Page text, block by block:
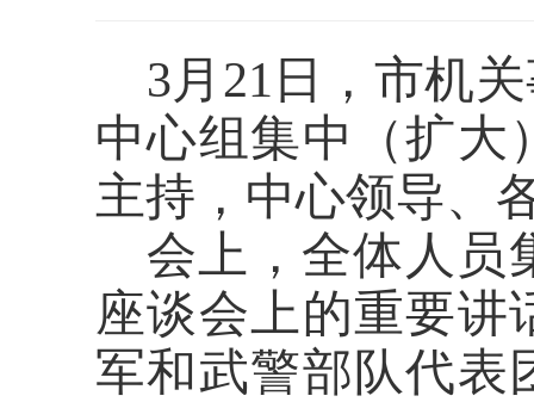
3月21日，市机
中心组 集中
（扩
主持，中心领导、
会上，全体人员
座谈会上的重要讲
军和武警部队代表